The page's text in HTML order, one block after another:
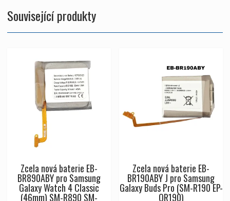
Související produkty
Zcela nová baterie EB-
BR890ABY pro Samsung
Galaxy Watch 4 Classic
(46mm) SM-R890 SM-
Zcela nová baterie EB-
BR190ABY J pro Samsung
Galaxy Buds Pro (SM-R190 EP-
QR190)